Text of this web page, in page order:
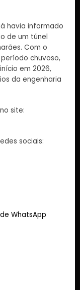
havia informado
de um túnel
Com o
chuvoso,
em 2026,
da engenharia
site:
sociais:
WhatsApp